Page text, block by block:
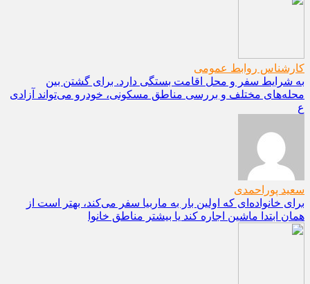
کارشناس روابط عمومی
به شرایط سفر و محل اقامت بستگی دارد. برای گشتن بین
محله‌های مختلف و بررسی مناطق مسکونی، خودرو می‌تواند آزادی
ع
سعید پوراحمدی
برای خانواده‌ای که اولین بار به ماربیا سفر می‌کند، بهتر است از
همان ابتدا ماشین اجاره کند یا بیشتر مناطق خانوا